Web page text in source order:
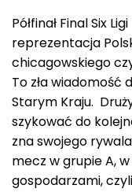
Półfinał Final Six
reprezentacja
chicagowskiego
To zła wiadomość
Starym Kraju.
szykować do
zna swojego
mecz w grupie A,
gospodarzami,